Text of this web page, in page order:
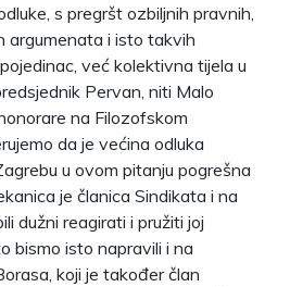
s pregršt ozbiljnih pravnih,
argumenata i isto takvih
već kolektivna tijela u
Pervan, niti Malo
na Filozofskom
da je većina odluka
u ovom pitanju pogrešna
je članica Sindikata i na
dužni reagirati i pružiti joj
bismo isto napravili i na
koji je također član